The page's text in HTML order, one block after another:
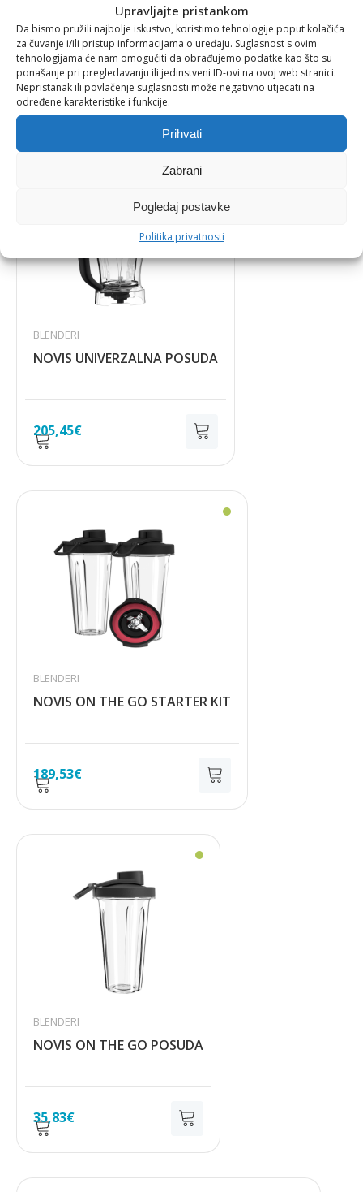
Upravljajte pristankom
Da bismo pružili najbolje iskustvo, koristimo tehnologije poput kolačića
za čuvanje i/ili pristup informacijama o uređaju. Suglasnost s ovim
tehnologijama će nam omogućiti da obrađujemo podatke kao što su
ponašanje pri pregledavanju ili jedinstveni ID-ovi na ovoj web stranici.
Nepristanak ili povlačenje suglasnosti može negativno utjecati na
određene karakteristike i funkcije.
Prihvati
Zabrani
Pogledaj postavke
Politika privatnosti
873,31€
Izvorna
cijena
529,56€ Trenutna
cijena
NOVIS PROBLENDER OPET FIT PAKET
205,45€
BLENDERI
NOVIS UNIVERZALNA POSUDA
189,53€
BLENDERI
NOVIS ON THE GO STARTER KIT
35,83€
BLENDERI
NOVIS ON THE GO POSUDA